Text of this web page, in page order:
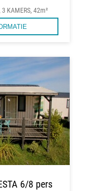
KAMERS, 42m²
6/8 pers